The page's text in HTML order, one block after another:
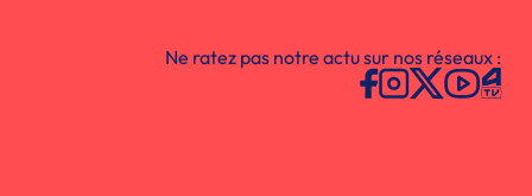
Ne ratez pas notre actu sur nos réseaux :